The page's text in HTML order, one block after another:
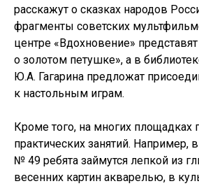
расскажут о сказках народов
фрагменты советских
центре «Вдохновение»
о золотом петушке», а в
Ю.А. Гагарина предложат
к настольным играм.
Кроме того, на многих площадках
практических занятий. Например,
№ 49 ребята займутся лепкой из
весенних картин акварелью, в